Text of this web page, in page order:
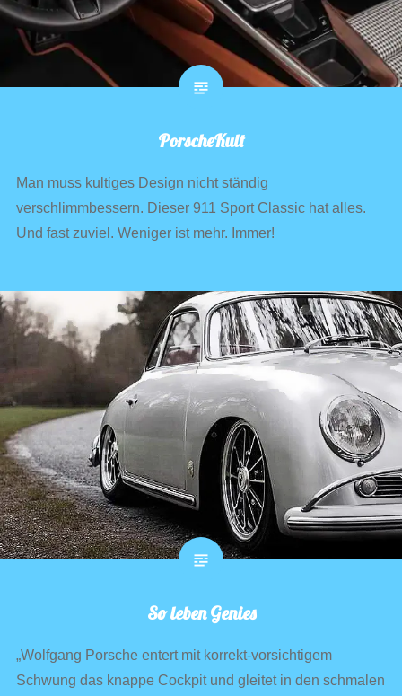
PorscheKult
Man muss kultiges Design nicht ständig
verschlimmbessern. Dieser 911 Sport Classic hat alles.
Und fast zuviel. Weniger ist mehr. Immer!
So leben Genies
„Wolfgang Porsche entert mit korrekt-vorsichtigem
Schwung das knappe Cockpit und gleitet in den schmalen